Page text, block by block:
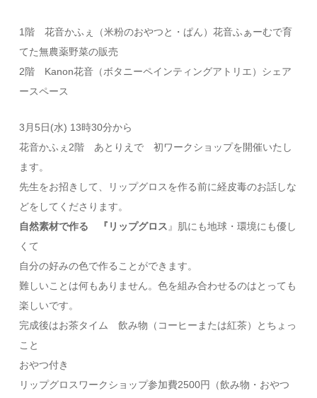
1階 花音かふぇ（米粉のおやつと・ぱん）花音ふぁーむで育
てた無農薬野菜の販売
2階 Kanon花音（ボタニーペインティングアトリエ）シェア
ースペース
3月5日(水) 13時30分から
花音かふぇ2階 あとりえで 初ワークショップを開催いたし
ます。
先生をお招きして、リップグロスを作る前に経皮毒のお話しな
どをしてくださります。
自然素材で作る 『リップグロス』肌にも地球・環境にも優し
くて
自分の好みの色で作ることができます。
難しいことは何もありません。色を組み合わせるのはとっても
楽しいです。
完成後はお茶タイム 飲み物（コーヒーまたは紅茶）とちょっ
こと
おやつ付き
リップグロスワークショップ参加費2500円（飲み物・おやつ